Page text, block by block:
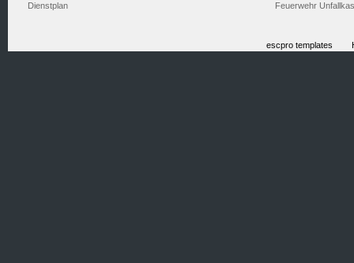
Dienstplan
Feuerwehr
escpro templates